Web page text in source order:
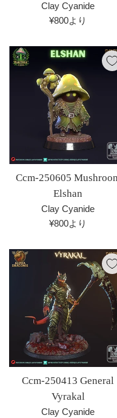
Clay Cyanide
¥800より
Ccm-250605
Elshan
Clay Cyanide
¥800より
Ccm-250413 General
Vyrakal
Clay Cyanide